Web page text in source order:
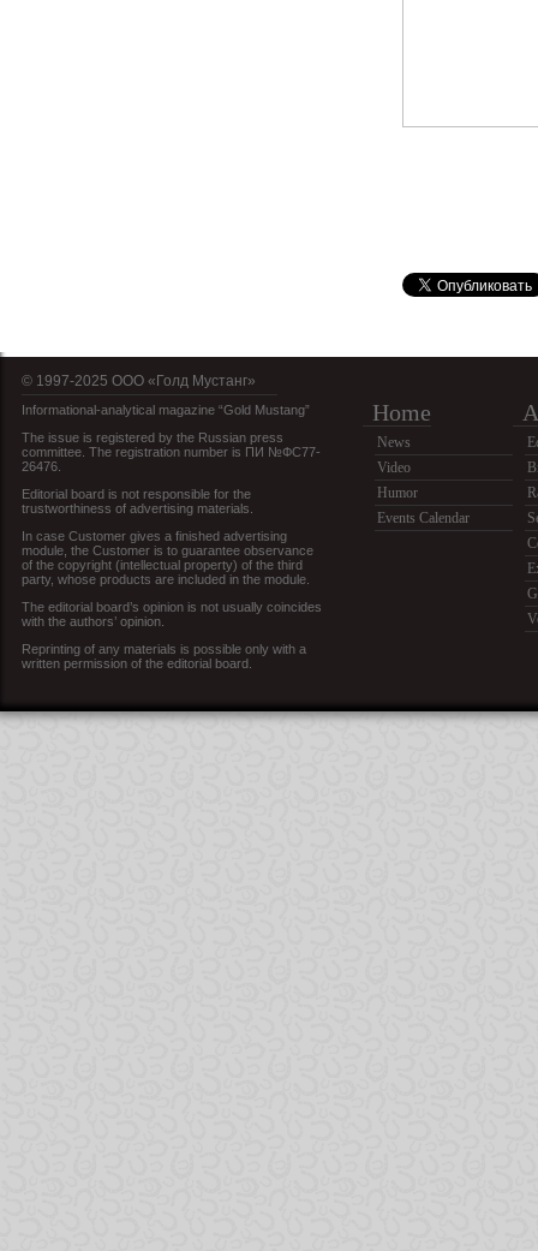
© 1997-2025 OOO «Голд Мустанг»
Informational-analytical magazine “Gold Mustang”
The issue is registered by the Russian press
committee. The registration number is ПИ №ФС77-
26476.
Editorial board is not responsible for the
trustworthiness of advertising materials.
In case Customer gives a finished advertising
module, the Customer is to guarantee observance
of the copyright (intellectual property) of the third
party, whose products are included in the module.
The editorial board’s opinion is not usually coincides
with the authors’ opinion.
Reprinting of any materials is possible only with a
written permission of the editorial board.
Home
News
Video
Humor
Events Calendar